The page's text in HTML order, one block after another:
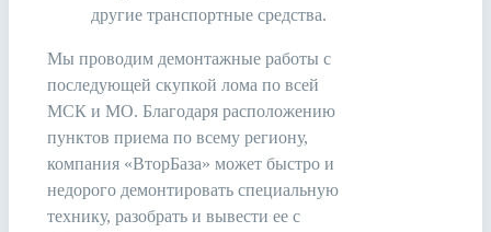
другие транспортные средства.
Мы проводим демонтажные работы с
последующей скупкой лома по всей
МСК и МО. Благодаря расположению
пунктов приема по всему региону,
компания «ВторБаза» может быстро и
недорого демонтировать специальную
технику, разобрать и вывести ее с